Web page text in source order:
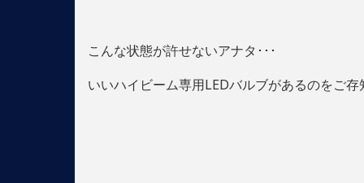
こんな状態が許せないアナタ･･･
いいハイビーム専用LEDバルブがあるのをご存